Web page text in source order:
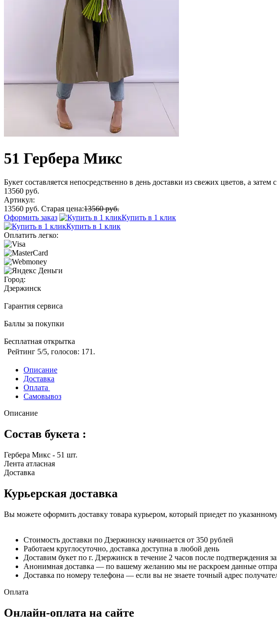
51 Гербера Микс
Букет составляется непосредственно в день доставки из свежих цветов, а затем
13560 руб.
Артикул:
13560 руб. Старая цена:13560 руб.
Оформить заказ
Купить в 1 клик
Купить в 1 клик
Оплатить легко:
Город:
Дзержинск
Гарантия сервиса
Баллы за покупки
Бесплатная открытка
Рейтинг 5/5, голосов: 171 .
Описание
Доставка
Оплата
Самовывоз
Описание
Состав букета :
Гербера Микс - 51 шт.
Лента атласная
Доставка
Курьерская доставка
Вы можете оформить доставку товара курьером, который приедет по
Стоимость доставки по Дзержинску начинается от 350 рублей
Работаем круглосуточно, доставка доступна в любой день
Доставим букет по г. Дзержинск в течение 2 часов после подтверждения
Анонимная доставка — по вашему желанию мы не раскроем данные
Доставка по номеру телефона — если вы не знаете точный адрес
Оплата
Онлайн-оплата на сайте